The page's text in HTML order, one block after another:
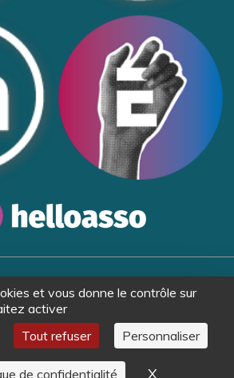
et vous donne le contrôle sur
activer
Tout refuser Personnaliser
de confidentialité X
mentions légales